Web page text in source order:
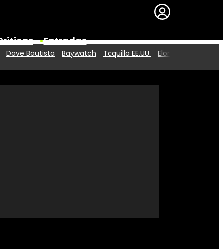
Entradas
Premios
Dave Bautista Baywatch Taquilla EE.UU. Elon Musk